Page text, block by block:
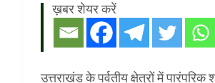
ख़बर शेयर करें
उत्तराखंड के पर्वतीय क्षेत्रों में